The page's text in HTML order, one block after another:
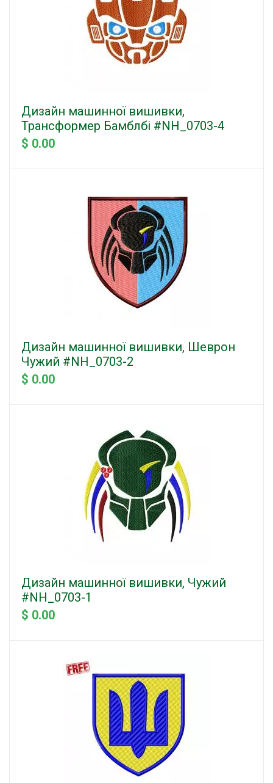
Дизайн машинної вишивки,
Трансформер Бамблбі #NH_0703-4
$ 0.00
Дизайн машинної вишивки, Шеврон
Чужий #NH_0703-2
$ 0.00
Дизайн машинної вишивки, Чужий
#NH_0703-1
$ 0.00